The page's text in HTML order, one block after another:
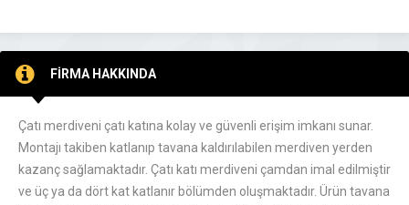
FİRMA HAKKINDA
Çatı merdiveni çatı katına kolay ve güvenli erişim imkanı sunar.
Montajı takiben katlanıp tavana kaldırılabilen merdiven yerden
kazanç sağlamaktadır. Çatı katı merdiveni çamdan imal edilmiştir
ve üç ya da dört kat katlanır bölümden oluşmaktadır. Ürün tavana